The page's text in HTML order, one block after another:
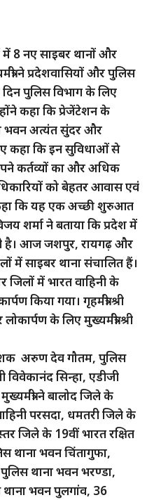
में 8 नए साइबर थानों और
ने प्रदेशवासियों और पुलिस
पुलिस विभाग के लिए
कहा कि प्रेजेंटेशन के
भवन अत्यंत सुंदर और
कहा कि इन सुविधाओं से
कर्तव्यों का और अधिक
को बेहतर आवास एवं
कि यह एक अच्छी शुरुआत
शर्मा ने बताया कि प्रदेश में
है। आज जशपुर, रायगढ़ और
में साइबर थाना संचालित हैं।
में भारत वाहिनी के
किया गया। गृहमंत्री श्री
के लिए मुख्यमंत्री श्री
अरुण देव गौतम, पुलिस
विवेकानंद सिन्हा, एडीजी
ने बालोद जिले के
परसदा, धमतरी जिले के
जिले के 19वीं भारत रक्षित
थाना भवन चिंतागुफा,
थाना भवन भरण्डा,
थाना भवन पुलगांव, 36